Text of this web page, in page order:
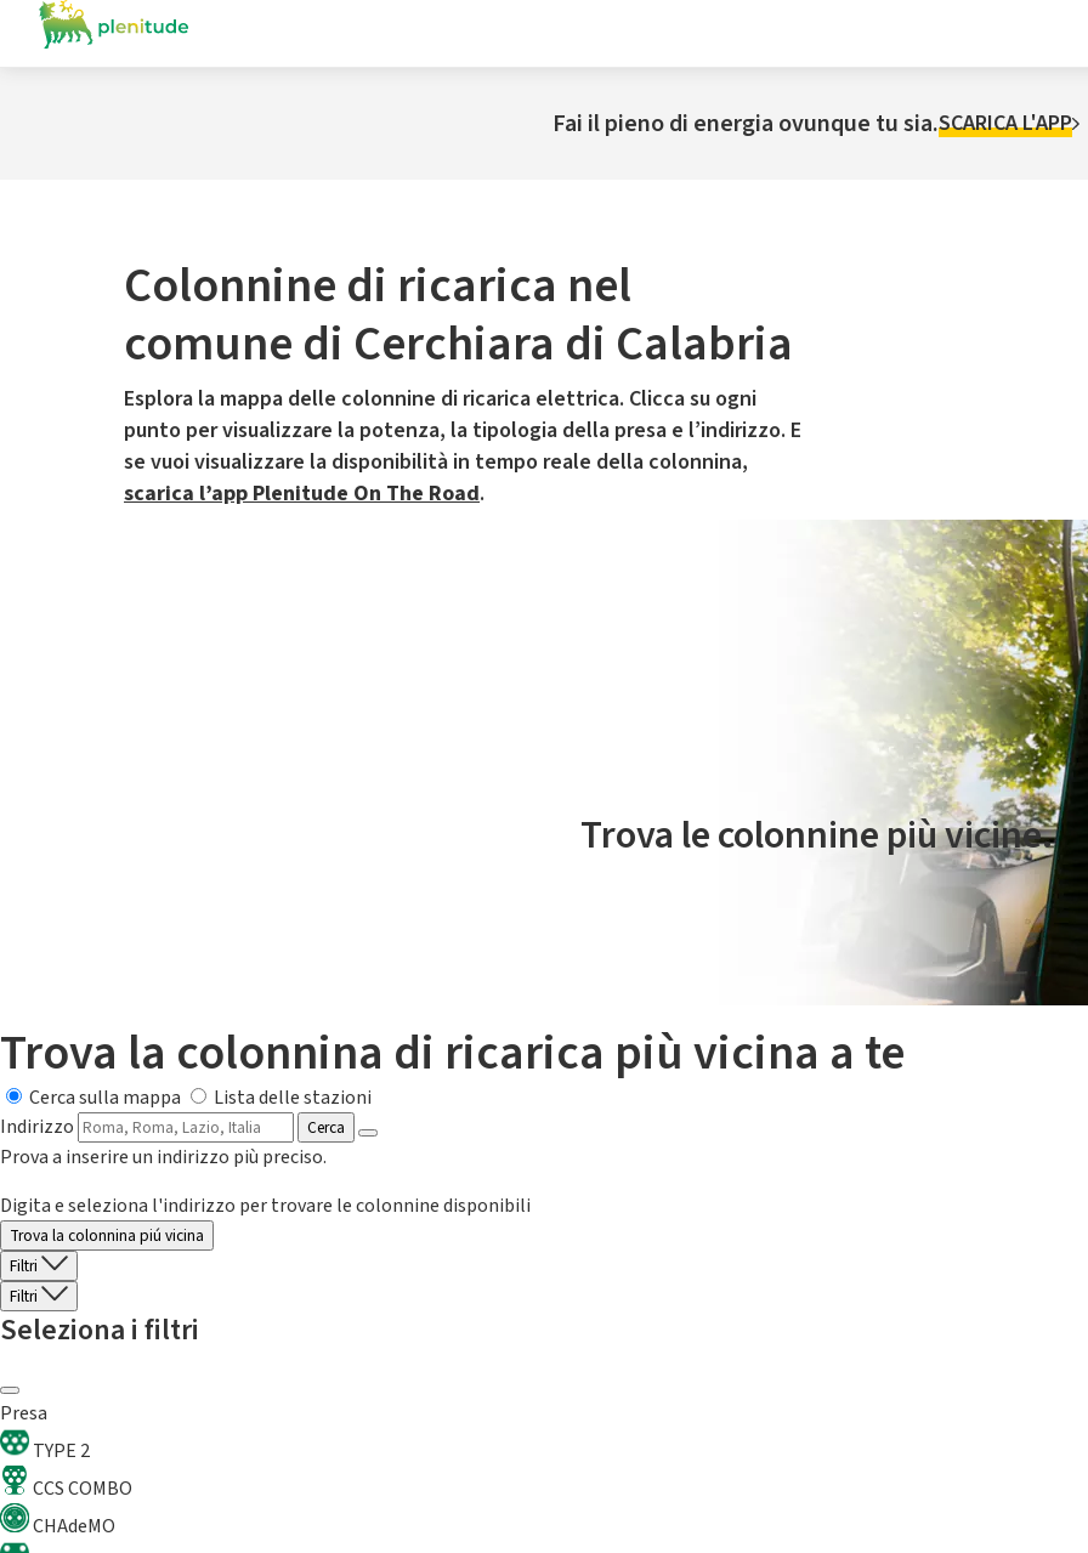
Fai il pieno di energia ovunque tu sia.SCARICA L'APP
Colonnine di ricarica nel
comune di Cerchiara di Calabria
Esplora la mappa delle colonnine di ricarica elettrica. Clicca su ogni
punto per visualizzare la potenza, la tipologia della presa e l’indirizzo. E
se vuoi visualizzare la disponibilità in tempo reale della colonnina,
scarica l’app Plenitude On The Road.
Il servizio di mobilità elettrica è gestito da Plenitude On The Road
Trova le colonnine più vicine.
Trova la colonnina di ricarica più vicina a te
Cerca sulla mappa
Lista delle stazioni
Indirizzo
Cerca
Prova a inserire un indirizzo più preciso.
Digita e seleziona l'indirizzo per trovare le colonnine disponibili
Trova la colonnina piú vicina
Filtri
Filtri
Seleziona i filtri
Presa
TYPE 2
CCS COMBO
CHAdeMO